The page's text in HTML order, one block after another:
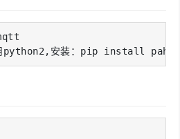
python2,安装：pip install